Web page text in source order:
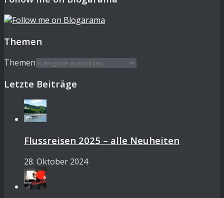
Themen
Themen
Letzte Beiträge
Flussreisen 2025 – alle Neuheiten
28. Oktober 2024